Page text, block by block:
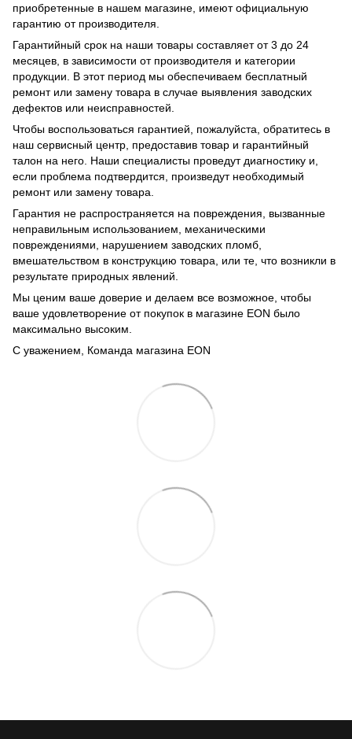
приобретенные в нашем магазине, имеют официальную
гарантию от производителя.
Гарантийный срок на наши товары составляет от 3 до 24
месяцев, в зависимости от производителя и категории
продукции. В этот период мы обеспечиваем бесплатный
ремонт или замену товара в случае выявления заводских
дефектов или неисправностей.
Чтобы воспользоваться гарантией, пожалуйста, обратитесь в
наш сервисный центр, предоставив товар и гарантийный
талон на него. Наши специалисты проведут диагностику и,
если проблема подтвердится, произведут необходимый
ремонт или замену товара.
Гарантия не распространяется на повреждения, вызванные
неправильным использованием, механическими
повреждениями, нарушением заводских пломб,
вмешательством в конструкцию товара, или те, что возникли в
результате природных явлений.
Мы ценим ваше доверие и делаем все возможное, чтобы
ваше удовлетворение от покупок в магазине EON было
максимально высоким.
С уважением, Команда магазина EON